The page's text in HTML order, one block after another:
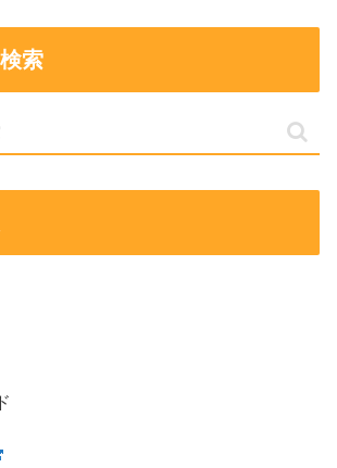
鎖が起きると、実際には何も起きていな
トだけが先に強く見えることがありま
何か出たか」を先に確認する
ほうが心の
すい典型パターン：出演減、多
モデル活動など別仕事が目立ち、「バラ
索